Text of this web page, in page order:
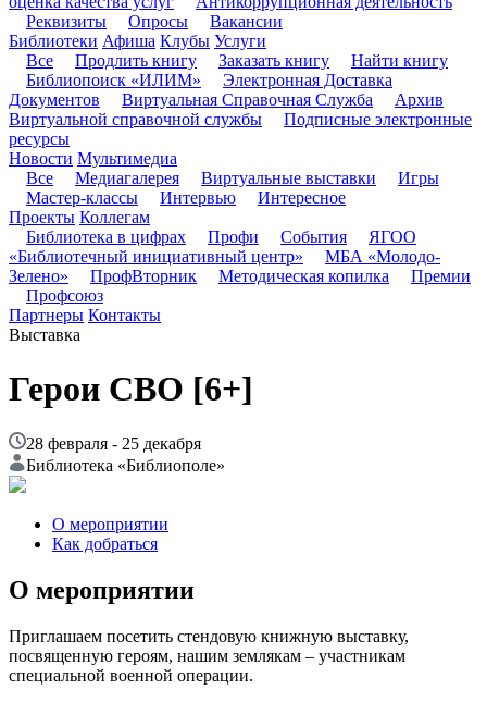
Реквизиты
Опросы
Вакансии
Библиотеки Афиша Клубы Услуги
Все
Продлить книгу Заказать книгу
Найти книгу
Библиопоиск «ИЛИМ»
Электронная Доставка
Документов
Виртуальная Справочная Служба
Архив
Виртуальной справочной службы
Подписные электронные
ресурсы
Новости Мультимедиа
Все
Медиагалерея Виртуальные выставки
Игры
Мастер-классы
Интервью
Интересное
Проекты Коллегам
Библиотека в цифрах
Профи События
ЯГОО
«Библиотечный инициативный центр»
МБА «Молодо-
Зелено»
ПрофВторник Методическая копилка
Премии
Профсоюз
Партнеры Контакты
Выставка
Герои СВО [6+]
28 февраля - 25 декабря
Библиотека «Библиополе»
О мероприятии
Как добраться
О мероприятии
Приглашаем посетить стендовую книжную выставку,
посвященную героям, нашим землякам – участникам
специальной военной операции.